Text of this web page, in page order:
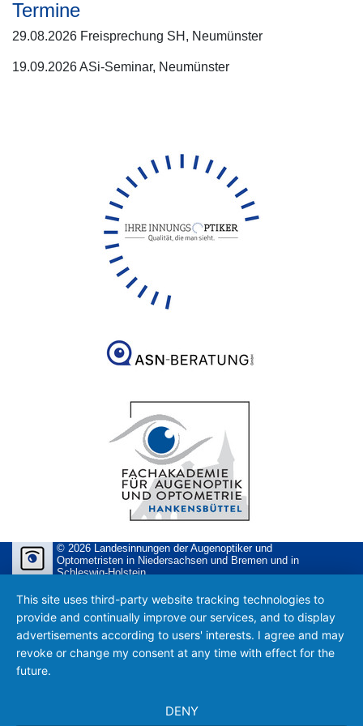
Termine
29.08.2026 Freisprechung SH, Neumünster
19.09.2026 ASi-Seminar, Neumünster
© 2026 Landesinnungen der Augenoptiker und
Optometristen in Niedersachsen und Bremen und in
Schleswig-Holstein
This site uses third-party website tracking technologies to
provide and continually improve our services, and to display
advertisements according to users' interests. I agree and may
revoke or change my consent at any time with effect for the
future.
DENY